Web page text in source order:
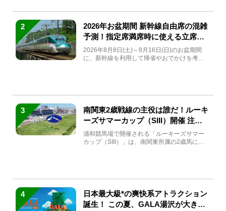
2
2026年お盆期間 新幹線自由席の混雑
予測！指定席満席時に使える立席特
急券も解説
2026年8月8日(土)～8月16日(日)のお盆期間
に、新幹線を利用して帰省やおでかけを考え
3
南関東2歳戦線の主役は誰だ！ルーキ
ーズサマーカップ（SIII）開催 注目
馬と見どころをチェック
浦和競馬場で開催される「ルーキーズサマー
カップ（SIII）」は、南関東所属の2歳馬によ
4
日本最大級*の爽快系アトラクション
誕生！ この夏、GALA湯沢が大きく